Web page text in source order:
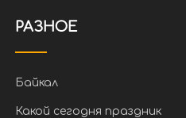
РАЗНОЕ
Байкал
Какой сегодня праздник